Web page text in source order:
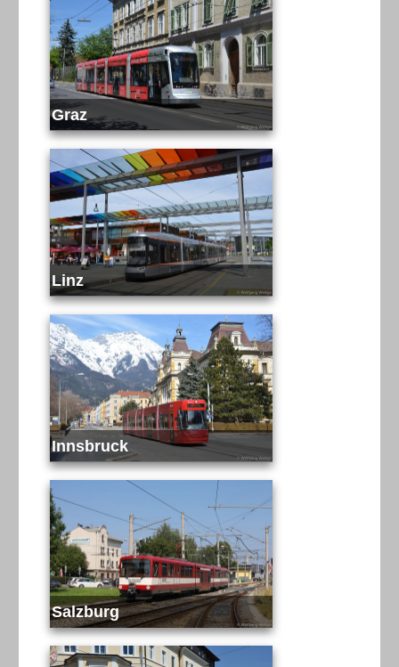
Graz
Linz
Innsbruck
Salzburg